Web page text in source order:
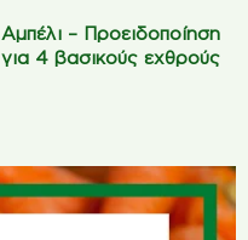
Αμπέλι – Προειδοποίηση
για 4 βασικούς εχθρούς